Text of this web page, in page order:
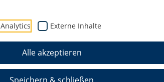
Analytics Externe Inhalte
Alle akzeptieren